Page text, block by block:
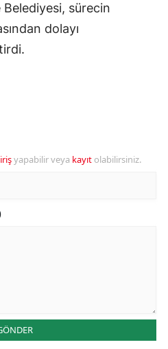
sürecin
dolayı
yapabilir veya kayıt olabilirsiniz.